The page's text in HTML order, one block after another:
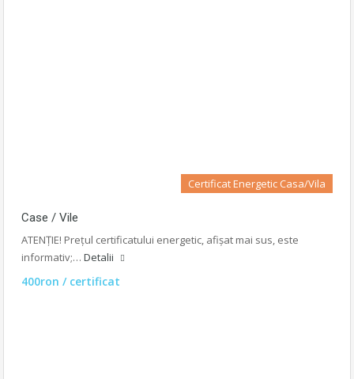
Certificat Energetic Casa/Vila
Case / Vile
ATENȚIE! Prețul certificatului energetic, afișat mai sus, este
informativ;… Detalii
400ron / certificat